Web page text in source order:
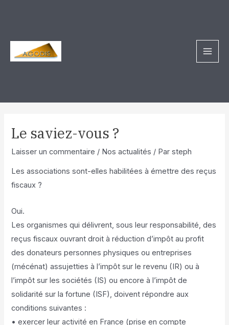
Le saviez-vous ?
Laisser un commentaire / Nos actualités / Parsteph
Les associations sont-elles habilitées à émettre des reçus
fiscaux ?
Oui.
Les organismes qui délivrent, sous leur responsabilité, des
reçus fiscaux ouvrant droit à réduction d’impôt au profit
des donateurs personnes physiques ou entreprises
(mécénat) assujetties à l’impôt sur le revenu (IR) ou à
l’impôt sur les sociétés (IS) ou encore à l’impôt de
solidarité sur la fortune (ISF), doivent répondre aux
conditions suivantes :
• exercer leur activité en France (prise en compte